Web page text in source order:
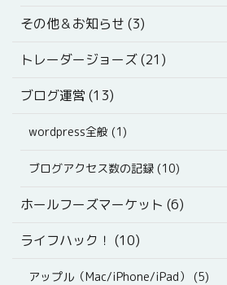
その他＆お知らせ (3)
トレーダージョーズ (21)
ブログ運営 (13)
wordpress全般 (1)
ブログアクセス数の記録 (10)
ホールフーズマーケット (6)
ライフハック！ (10)
アップル（Mac/iPhone/iPad） (5)